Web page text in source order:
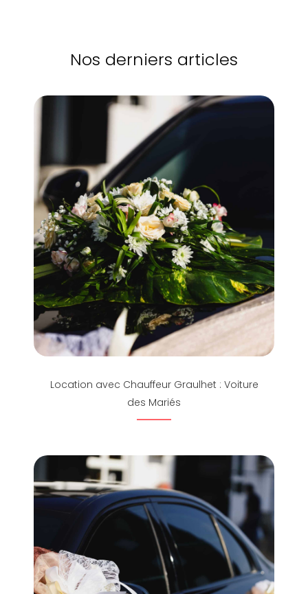
Nos derniers articles
Location avec Chauffeur Graulhet : Voiture
des Mariés